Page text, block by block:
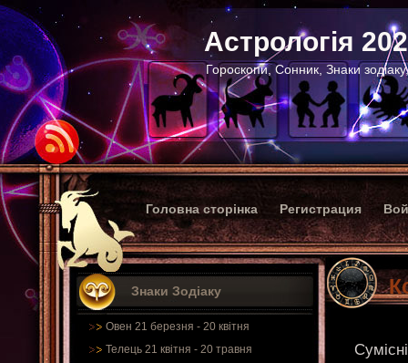
Астрологія
Гороскопи, Сонник, Знаки
Головна сторінка Регистрация
Знаки Зодіаку
Овен 21 березня - 20 квітня
Телець 21 квітня - 20 травня